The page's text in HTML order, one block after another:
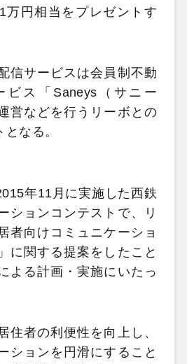
万円相当をプレゼントす
信サービスは会員制不動
ビス「Saneys（サニー
営などを行うリーボとの
なる。
年11月に実施した西鉄
ションコンテストで、リ
者向けコミュニケーショ
に関する提案をしたこと
よる計画・実施にいたっ
者の利便性を向上し、
ションを円滑にすること